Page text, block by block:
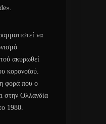
να
ακυρωθεί
κορονοϊού.
φορά που ο
στην Ολλανδία
1980.